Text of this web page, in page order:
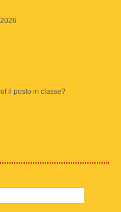
il posto in classe?